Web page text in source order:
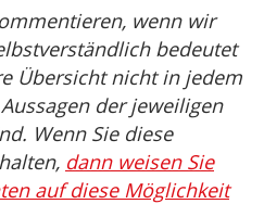
wenn wir
bedeutet
Übersicht nicht in jedem
der jeweiligen
Wenn Sie diese
dann weisen Sie
auf diese Möglichkeit